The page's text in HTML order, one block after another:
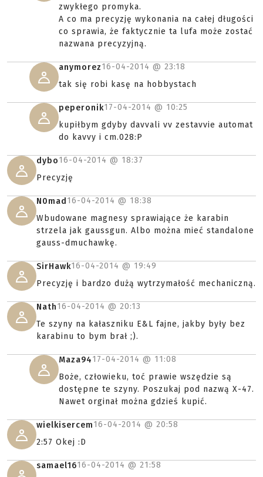
zwykłego promyka.
A co ma precyzję wykonania na całej długości
co sprawia, że faktycznie ta lufa może zostać
nazwana precyzyjną.
anymorez16-04-2014 @ 23:18
tak się robi kasę na hobbystach
peperonik17-04-2014 @ 10:25
kupiłbym gdyby davvali vv zestavvie automat
do kavvy i cm.028:P
dybo16-04-2014 @ 18:37
Precyzję
N0mad 16-04-2014 @ 18:38
Wbudowane magnesy sprawiające że karabin
strzela jak gaussgun. Albo można mieć standalone
gauss-dmuchawkę.
SirHawk16-04-2014 @ 19:49
Precyzję i bardzo dużą wytrzymałość mechaniczną.
Nath16-04-2014 @ 20:13
Te szyny na kałaszniku E&L fajne, jakby były bez
karabinu to bym brał ;).
Maza9417-04-2014 @ 11:08
Boże, człowieku, toć prawie wszędzie są
dostępne te szyny. Poszukaj pod nazwą X-47.
Nawet orginał można gdzieś kupić.
wielkisercem16-04-2014 @ 20:58
2:57 Okej :D
samael1616-04-2014 @ 21:58